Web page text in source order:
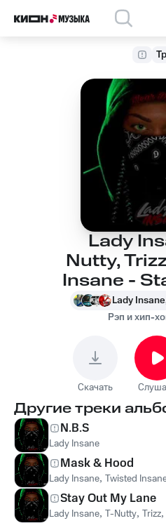
Lady
Nutty,
Insane -
Рэп и хип-
Скачать
Другие треки
N.B.S
Lady Insane
Mask & Hood
Lady Insane, Twisted
Stay Out My Lane
Lady Insane, T-Nutty, Trizz,